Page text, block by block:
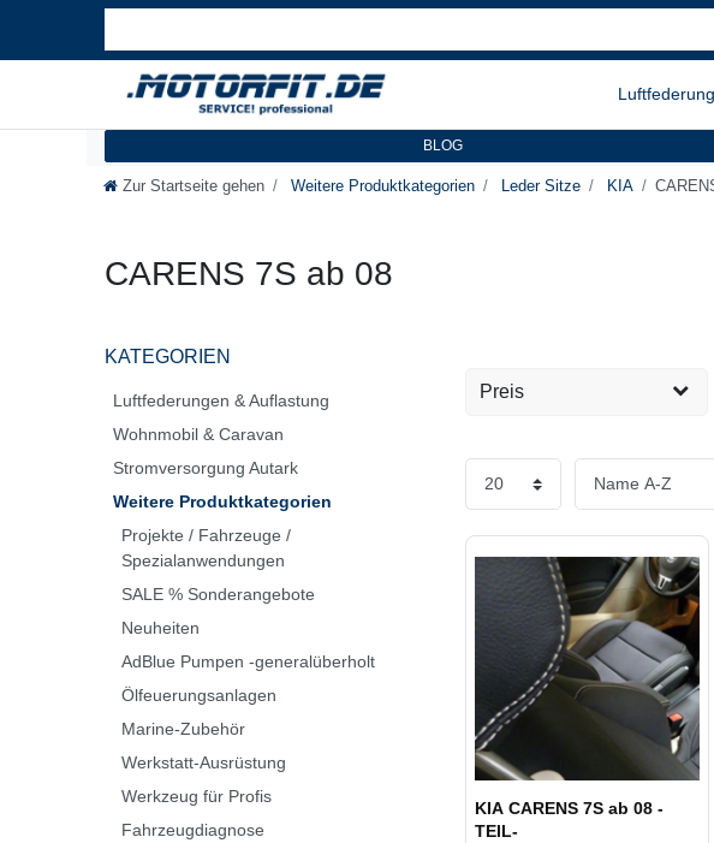
BLOG
Zur Startseite gehen Weitere Produktkategorien Leder Sitze KIA
CARENS 7S ab 08
KATEGORIEN
Luftfederungen & Auflastung
Wohnmobil & Caravan
Stromversorgung Autark
Weitere Produktkategorien
Projekte / Fahrzeuge /
Spezialanwendungen
SALE % Sonderangebote
Neuheiten
AdBlue Pumpen -generalüberholt
Ölfeuerungsanlagen
Marine-Zubehör
Werkstatt-Ausrüstung
Werkzeug für Profis
Fahrzeugdiagnose
Preis
KIA CARENS 7S ab 08 -
TEIL-